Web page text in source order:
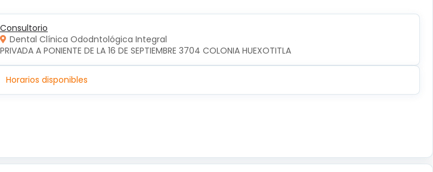
Consultorio
Dental Clínica Ododntológica Integral
PRIVADA A PONIENTE DE LA 16 DE SEPTIEMBRE 3704 COLONIA HUEXOTITLA
Horarios disponibles